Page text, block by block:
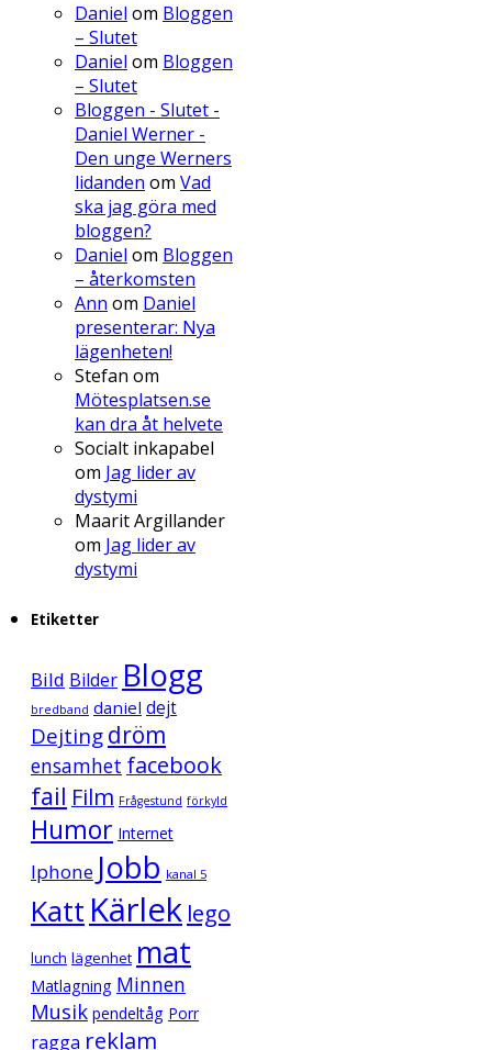
Daniel om Bloggen
– Slutet
Daniel om Bloggen
– Slutet
Bloggen - Slutet -
Daniel Werner -
Den unge Werners
lidanden om Vad
ska jag göra med
bloggen?
Daniel om Bloggen
– återkomsten
Ann om Daniel
presenterar: Nya
lägenheten!
Stefan om
Mötesplatsen.se
kan dra åt helvete
Socialt inkapabel
om Jag lider av
dystymi
Maarit Argillander
om Jag lider av
dystymi
Etiketter
Bild Bilder Blogg
bredband daniel dejt
Dejtingdröm
ensamhet facebook
fail Film Frågestund förkyld
Humor Internet
Iphone Jobb kanal 5
Katt Kärlek lego
lunch lägenhet mat
Matlagning Minnen
Musik pendeltåg Porr
ragga reklam